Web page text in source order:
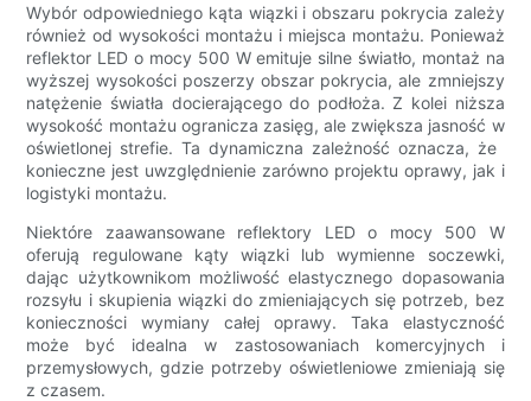
Wybór odpowiedniego kąta wiązki i obszaru pokrycia zależy
również od wysokości montażu i miejsca montażu. Ponieważ
reflektor LED o mocy 500 W emituje silne światło, montaż na
wyższej wysokości poszerzy obszar pokrycia, ale zmniejszy
natężenie światła docierającego do podłoża. Z kolei niższa
wysokość montażu ogranicza zasięg, ale zwiększa jasność w
oświetlonej strefie. Ta dynamiczna zależność oznacza, że ​​
konieczne jest uwzględnienie zarówno projektu oprawy, jak i
logistyki montażu.
Niektóre zaawansowane reflektory LED o mocy 500 W
oferują regulowane kąty wiązki lub wymienne soczewki,
dając użytkownikom możliwość elastycznego dopasowania
rozsyłu i skupienia wiązki do zmieniających się potrzeb, bez
konieczności wymiany całej oprawy. Taka elastyczność
może być idealna w zastosowaniach komercyjnych i
przemysłowych, gdzie potrzeby oświetleniowe zmieniają się
z czasem.